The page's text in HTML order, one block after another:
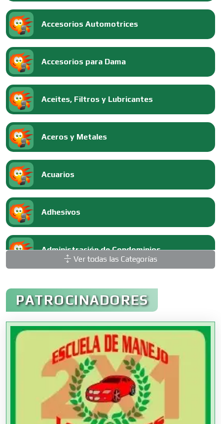
Accesorios Automotrices
Accesorios para Dama
Aceites, Filtros y Lubricantes
Aceros y Metales
Acuarios
Adhesivos
Administración de Condominios
Administración de Empresas
Agencias Aduanales
Agencias de Autos
Agencias de Cobranza
Ver todas las Categorías
PATROCINADORES